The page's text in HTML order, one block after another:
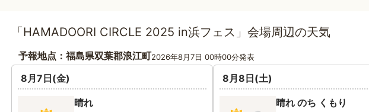
「HAMADOORI CIRCLE 2025 in浜フェス」会場周辺の天気
予報地点：福島県双葉郡浪江町2026年8月7日 00時00分発表
8月7日(金)
晴れ
8月8日(土)
晴れ のち くもり